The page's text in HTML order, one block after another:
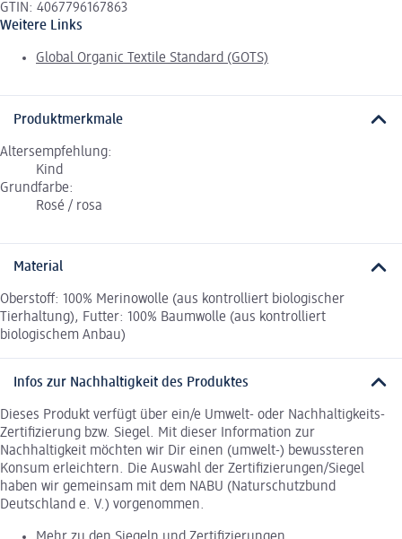
GTIN: 4067796167863
Weitere Links
Global Organic Textile Standard (GOTS)
Produktmerkmale
Altersempfehlung:
Kind
Grundfarbe:
Rosé / rosa
Material
Oberstoff: 100% Merinowolle (aus kontrolliert biologischer
Tierhaltung), Futter: 100% Baumwolle (aus kontrolliert
biologischem Anbau)
Infos zur Nachhaltigkeit des Produktes
Dieses Produkt verfügt über ein/e Umwelt- oder Nachhaltigkeits-
Zertifizierung bzw. Siegel. Mit dieser Information zur
Nachhaltigkeit möchten wir Dir einen (umwelt-) bewussteren
Konsum erleichtern. Die Auswahl der Zertifizierungen/Siegel
haben wir gemeinsam mit dem NABU (Naturschutzbund
Deutschland e. V.) vorgenommen.